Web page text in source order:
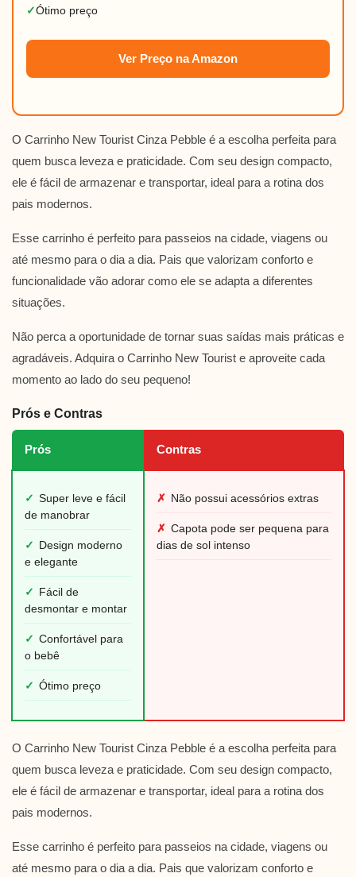
✓Ótimo preço
Ver Preço na Amazon
O Carrinho New Tourist Cinza Pebble é a escolha perfeita para
quem busca leveza e praticidade. Com seu design compacto,
ele é fácil de armazenar e transportar, ideal para a rotina dos
pais modernos.
Esse carrinho é perfeito para passeios na cidade, viagens ou
até mesmo para o dia a dia. Pais que valorizam conforto e
funcionalidade vão adorar como ele se adapta a diferentes
situações.
Não perca a oportunidade de tornar suas saídas mais práticas e
agradáveis. Adquira o Carrinho New Tourist e aproveite cada
momento ao lado do seu pequeno!
Prós e Contras
Prós Contras
✓ Super leve e fácil
de manobrar
✓
Design moderno
e elegante
✓
Fácil de
desmontar e montar
✓ Confortável para
o bebê
✓ Ótimo preço
✗ Não possui acessórios extras
✗ Capota pode ser pequena para
dias de sol intenso
O Carrinho New Tourist Cinza Pebble é a escolha perfeita para
quem busca leveza e praticidade. Com seu design compacto,
ele é fácil de armazenar e transportar, ideal para a rotina dos
pais modernos.
Esse carrinho é perfeito para passeios na cidade, viagens ou
até mesmo para o dia a dia. Pais que valorizam conforto e